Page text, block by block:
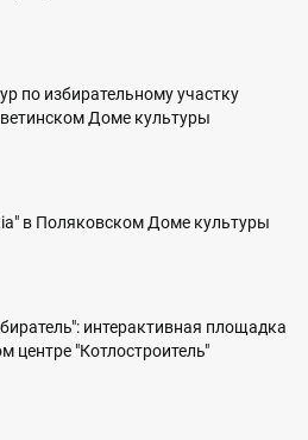
по избирательному участку
Доме культуры
в Поляковском Доме культуры
интерактивная площадка
центре "Котлостроитель"